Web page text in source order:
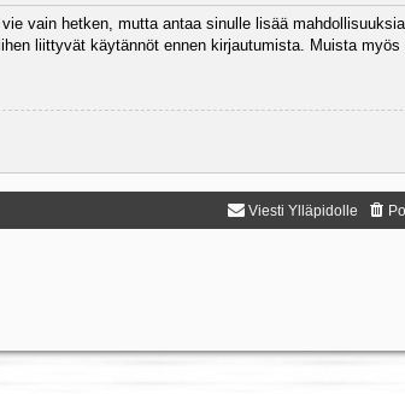
vain hetken, mutta antaa sinulle lisää
liittyvät käytännöt ennen kirjautumista. Muista myös
Viesti Ylläpidolle